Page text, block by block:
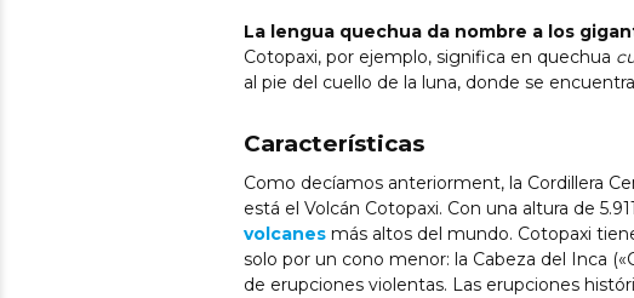
La lengua quechua da nombre a los
Cotopaxi, por ejemplo, significa en quechua
al pie del cuello de la luna, donde se
Características
Como decíamos anteriorment, la Cordillera
está el Volcán Cotopaxi. Con una altura de
volcanes más altos del mundo. Cotopaxi
solo por un cono menor: la Cabeza del Inca
de erupciones violentas. Las erupciones